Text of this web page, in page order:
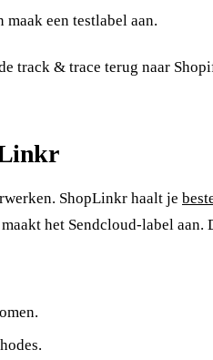
een testlabel aan.
track & trace terug naar
ShopLinkr haalt je
het Sendcloud-label